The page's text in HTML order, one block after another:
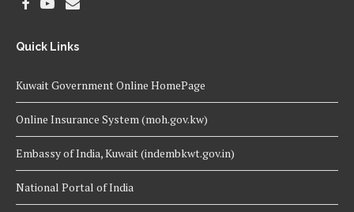
Quick Links
Kuwait Government Online HomePage
Online Insurance System (moh.gov.kw)
Embassy of India, Kuwait (indembkwt.gov.in)
National Portal of India